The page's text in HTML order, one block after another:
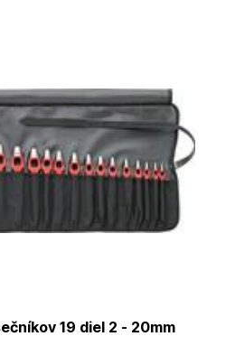
19 diel 2 - 20mm